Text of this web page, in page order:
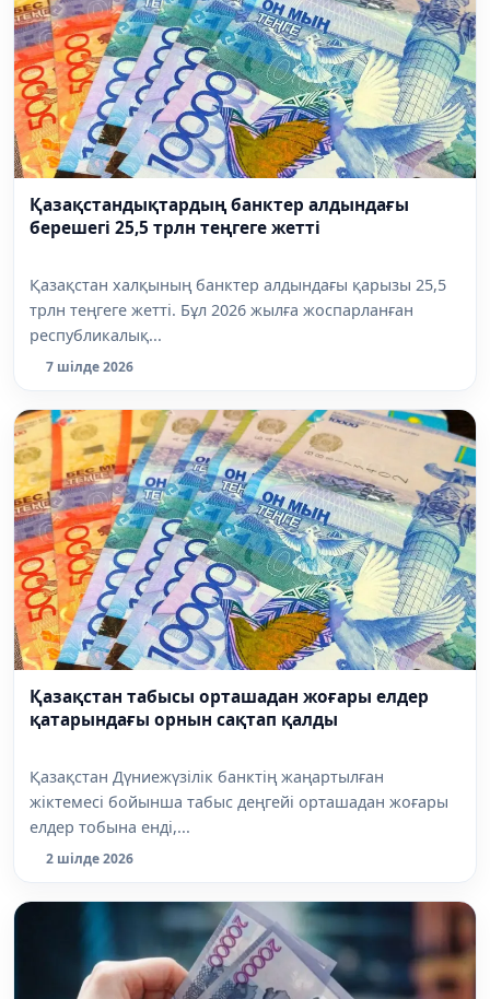
Қазақстандықтардың банктер алдындағы
берешегі 25,5 трлн теңгеге жетті
Қазақстан халқының банктер алдындағы қарызы 25,5
трлн теңгеге жетті. Бұл 2026 жылға жоспарланған
республикалық...
7 шілде 2026
Қазақстан табысы орташадан жоғары елдер
қатарындағы орнын сақтап қалды
Қазақстан Дүниежүзілік банктің жаңартылған
жіктемесі бойынша табыс деңгейі орташадан жоғары
елдер тобына енді,...
2 шілде 2026